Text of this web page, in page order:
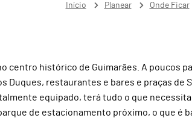
Início Planear Onde Ficar
centro histórico de Guimarães. A poucos
Duques, restaurantes e bares e praças de
equipado, terá tudo o que
de estacionamento próximo, o que é